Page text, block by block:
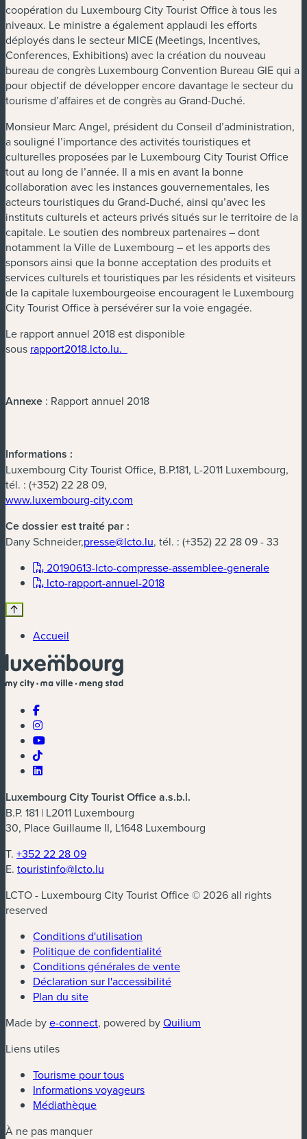
coopération du Luxembourg City Tourist Office à tous les
niveaux. Le ministre a également applaudi les efforts
déployés dans le secteur MICE (Meetings, Incentives,
Conferences, Exhibitions) avec la création du nouveau
bureau de congrès Luxembourg Convention Bureau GIE qui a
pour objectif de développer encore davantage le secteur du
tourisme d’affaires et de congrès au Grand-Duché.
Monsieur Marc Angel, président du Conseil d’administration,
a souligné l’importance des activités touristiques et
culturelles proposées par le Luxembourg City Tourist Office
tout au long de l’année. Il a mis en avant la bonne
collaboration avec les instances gouvernementales, les
acteurs touristiques du Grand-Duché, ainsi qu’avec les
instituts culturels et acteurs privés situés sur le territoire de la
capitale. Le soutien des nombreux partenaires – dont
notamment la Ville de Luxembourg – et les apports des
sponsors ainsi que la bonne acceptation des produits et
services culturels et touristiques par les résidents et visiteurs
de la capitale luxembourgeoise encouragent le Luxembourg
City Tourist Office à persévérer sur la voie engagée.
Le rapport annuel 2018 est disponible
sous rapport2018.lcto.lu.
Annexe : Rapport annuel 2018
Informations :
Luxembourg City Tourist Office, B.P.181, L-2011 Luxembourg,
tél. : (+352) 22 28 09,
www.luxembourg-city.com
Ce dossier est traité par :
Dany Schneider,presse@lcto.lu, tél. : (+352) 22 28 09 - 33
20190613-lcto-compresse-assemblee-generale
lcto-rapport-annuel-2018(nouvelle fenêtre)
Accueil
Luxembourg City Tourist Office a.s.b.l.
B.P. 181 | L2011 Luxembourg
30, Place Guillaume II, L1648 Luxembourg
T. +352 22 28 09
E. touristinfo@lcto.lu
LCTO - Luxembourg City Tourist Office © 2026 all rights
reserved
Conditions d'utilisation
Politique de confidentialité
Conditions générales de vente
Déclaration sur l'accessibilité
Plan du site
Made bye-connect(nouvelle fenêtre)
, powered byQuilium
Liens utiles
Tourisme pour tous
Informations voyageurs
Médiathèque
À ne pas manquer